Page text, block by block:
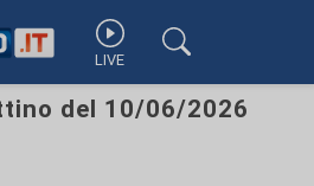
LIVE
del 10/06/2026